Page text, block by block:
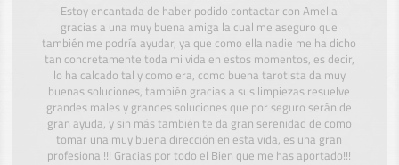
Estoy encantada de haber podido contactar con Amelia
gracias a una muy buena amiga la cual me aseguro que
también me podría ayudar, ya que como ella nadie me ha dicho
tan concretamente toda mi vida en estos momentos, es decir,
lo ha calcado tal y como era, como buena tarotista da muy
buenas soluciones, también gracias a sus limpiezas resuelve
grandes males y grandes soluciones que por seguro serán de
gran ayuda, y sin más también te da gran serenidad de como
tomar una muy buena dirección en esta vida, es una gran
profesional!!! Gracias por todo el Bien que me has aportado!!!